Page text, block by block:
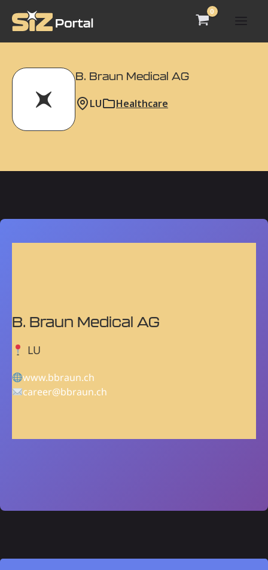
Inhalt
springen
B. Braun Medical AG
LU Healthcare
B. Braun Medical AG
LU
www.bbraun.ch
career@bbraun.ch